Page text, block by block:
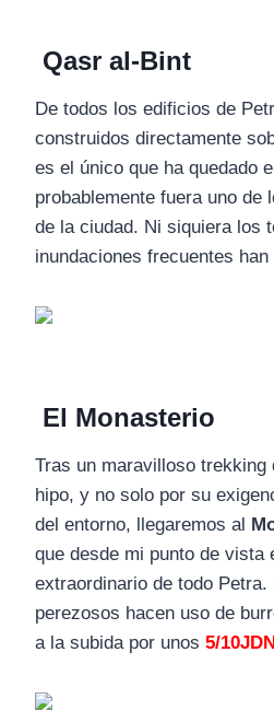
Qasr al-Bint
De todos los edificios de
construidos directamente
es el único que ha quedado
probablemente fuera uno de
de la ciudad. Ni siquiera los
inundaciones frecuentes
El Monasterio
Tras un maravilloso trekking
hipo, y no solo por su
del entorno, llegaremos al
que desde mi punto de vista
extraordinario de todo Petra.
perezosos hacen uso de
a la subida por unos 5/10JDN